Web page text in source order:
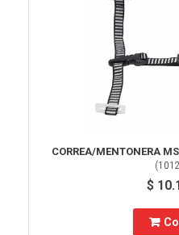
CORREA/MENTONERA
(
$